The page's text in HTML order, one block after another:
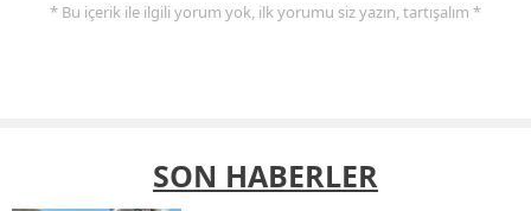
* Bu içerik ile ilgili yorum yok, ilk yorumu siz yazın, tartışalım *
SON HABERLER